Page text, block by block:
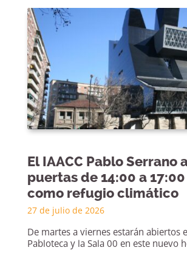
El IAACC Pablo Serrano
puertas de 14:00 a
como refugio climático
27 de julio de 2026
De martes a viernes estarán abiertos
Pabloteca y la Sala 00 en este nuevo